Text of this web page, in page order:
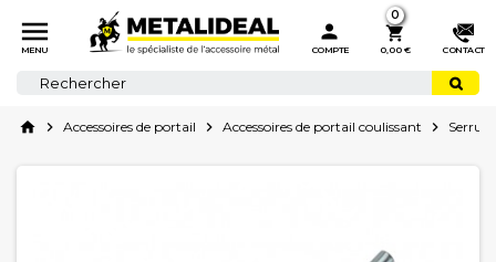

MENU

COMPTE

0,00 €
0
CONTACT
home  Accessoires de portail  Accessoires de portail coulissant 